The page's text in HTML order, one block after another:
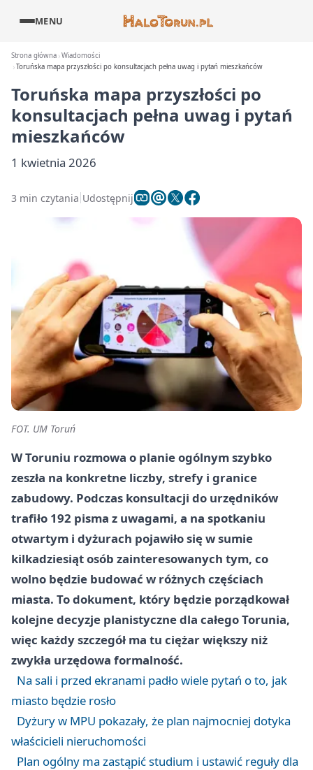
MENU
Strona główna Wiadomości
Toruńska mapa przyszłości po konsultacjach pełna uwag i pytań mieszkańców
Toruńska mapa przyszłości po
konsultacjach pełna uwag i pytań
mieszkańców
1 kwietnia 2026
3 min czytania Udostępnij
FOT. UM Toruń
W Toruniu rozmowa o planie ogólnym szybko
zeszła na konkretne liczby, strefy i granice
zabudowy. Podczas konsultacji do urzędników
trafiło 192 pisma z uwagami, a na spotkaniu
otwartym i dyżurach pojawiło się w sumie
kilkadziesiąt osób zainteresowanych tym, co
wolno będzie budować w różnych częściach
miasta. To dokument, który będzie porządkował
kolejne decyzje planistyczne dla całego Torunia,
więc każdy szczegół ma tu ciężar większy niż
zwykła urzędowa formalność.
Na sali i przed ekranami padło wiele pytań o to, jak
miasto będzie rosło
Dyżury w MPU pokazały, że plan najmocniej dotyka
właścicieli nieruchomości
Plan ogólny ma zastąpić studium i ustawić reguły dla